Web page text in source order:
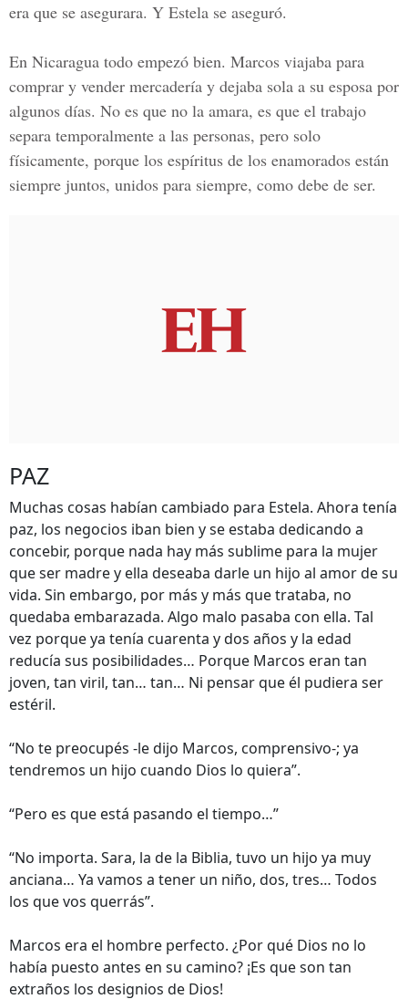
era que se asegurara. Y Estela se aseguró.
En Nicaragua todo empezó bien. Marcos viajaba para
comprar y vender mercadería y dejaba sola a su esposa por
algunos días. No es que no la amara, es que el trabajo
separa temporalmente a las personas, pero solo
físicamente, porque los espíritus de los enamorados están
siempre juntos, unidos para siempre, como debe de ser.
PAZ
Muchas cosas habían cambiado para Estela. Ahora tenía
paz, los negocios iban bien y se estaba dedicando a
concebir, porque nada hay más sublime para la mujer
que ser madre y ella deseaba darle un hijo al amor de su
vida. Sin embargo, por más y más que trataba, no
quedaba embarazada. Algo malo pasaba con ella. Tal
vez porque ya tenía cuarenta y dos años y la edad
reducía sus posibilidades… Porque Marcos eran tan
joven, tan viril, tan… tan… Ni pensar que él pudiera ser
estéril.
“No te preocupés -le dijo Marcos, comprensivo-; ya
tendremos un hijo cuando Dios lo quiera”.
“Pero es que está pasando el tiempo…”
“No importa. Sara, la de la Biblia, tuvo un hijo ya muy
anciana… Ya vamos a tener un niño, dos, tres… Todos
los que vos querrás”.
Marcos era el hombre perfecto. ¿Por qué Dios no lo
había puesto antes en su camino? ¡Es que son tan
extraños los designios de Dios!